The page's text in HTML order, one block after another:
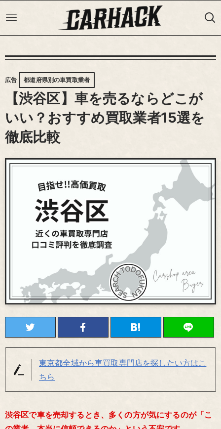
広告 都道府県別の車買取業者
【渋谷区】車を売るならどこが
いい？おすすめ買取業者15選を
徹底比較
東京都全域から車買取専門店を探したい方はこ
ちら
渋谷区で車を売却するとき、多くの方が気にするのが「こ